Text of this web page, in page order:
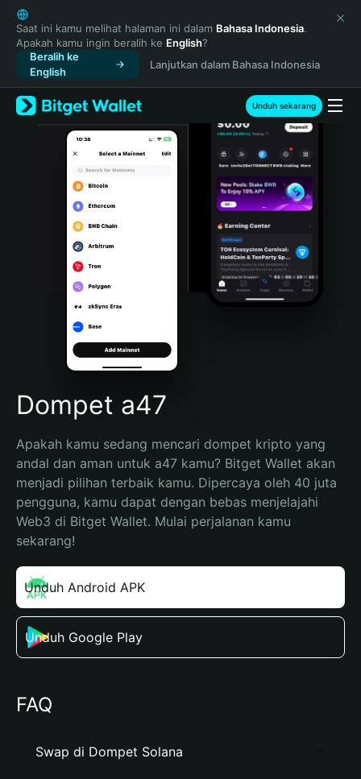
English
日本語
Tiếng Việt
Русский
Español (Latinoamérica)
Türkçe
Italiano
Português (Portugal)
Bahasa Indonesia
Português (Brasil)
Español (Argentina)
Saat ini kamu melihat halaman ini dalam Bahasa Indonesia.
Apakah kamu ingin beralih ke English?
Beralih ke
English
Lanjutkan dalam Bahasa Indonesia
Unduh sekarang
Dompet a47
Apakah kamu sedang mencari dompet kripto yang
andal dan aman untuk a47 kamu? Bitget Wallet akan
menjadi pilihan terbaik kamu. Dipercaya oleh 40 juta
pengguna, kamu dapat dengan bebas menjelajahi
Web3 di Bitget Wallet. Mulai perjalanan kamu
sekarang!
Unduh Android APK
Unduh Google Play
FAQ
Swap di Dompet Solana